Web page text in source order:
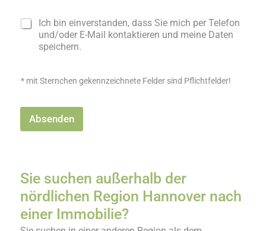
D
s
Ich bin einverstanden, dass Sie mich per Telefon
und/oder E-Mail kontaktieren und meine Daten
speichern.
* mit Sternchen gekennzeichnete Felder sind Pflichtfelder!
Absenden
Sie suchen außerhalb der
nördlichen Region Hannover nach
einer Immobilie?